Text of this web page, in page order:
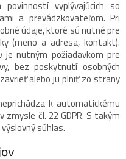
vyplývajúcich so
a prevádzkovateľom. Pri
údaje, ktoré sú nutné pre
(meno a adresa, kontakt).
je nutným požiadavkom pre
bez poskytnutí osobných
alebo ju plniť zo strany
k automatickému
zmysle čl. 22 GDPR. S takým
súhlas.